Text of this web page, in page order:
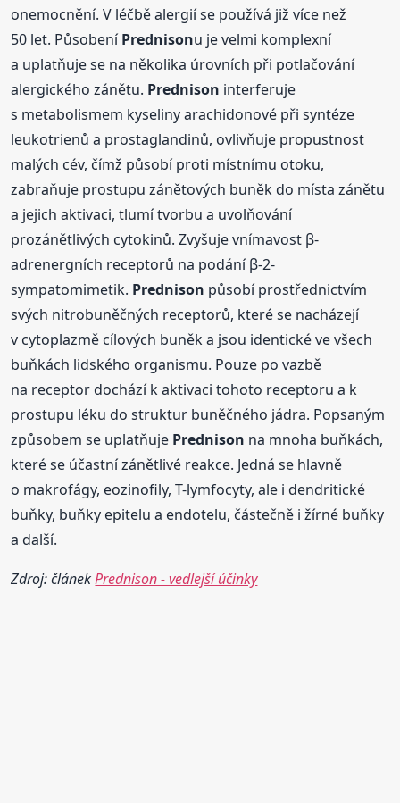
onemocnění. V léčbě alergií se používá již více než
50 let. PůsobeníPrednisonu je velmi komplexní
a uplatňuje se na několika úrovních při potlačování
alergického zánětu. Prednison interferuje
s metabolismem kyseliny arachidonové při syntéze
leukotrienů a prostaglandinů, ovlivňuje propustnost
malých cév, čímž působí proti místnímu otoku,
zabraňuje prostupu zánětových buněk do místa zánětu
a jejich aktivaci, tlumí tvorbu a uvolňování
prozánětlivých cytokinů. Zvyšuje vnímavost β-
adrenergních receptorů na podání β-2-
sympatomimetik. Prednison působí prostřednictvím
svých nitrobuněčných receptorů, které se nacházejí
v cytoplazmě cílových buněk a jsou identické ve všech
buňkách lidského organismu. Pouze po vazbě
na receptor dochází k aktivaci tohoto receptoru a k
prostupu léku do struktur buněčného jádra. Popsaným
způsobem se uplatňuje Prednison na mnoha buňkách,
které se účastní zánětlivé reakce. Jedná se hlavně
o makrofágy, eozinofily, T-lymfocyty, ale i dendritické
buňky, buňky epitelu a endotelu, částečně i žírné buňky
a další.
Zdroj: článekPrednison - vedlejší účinky